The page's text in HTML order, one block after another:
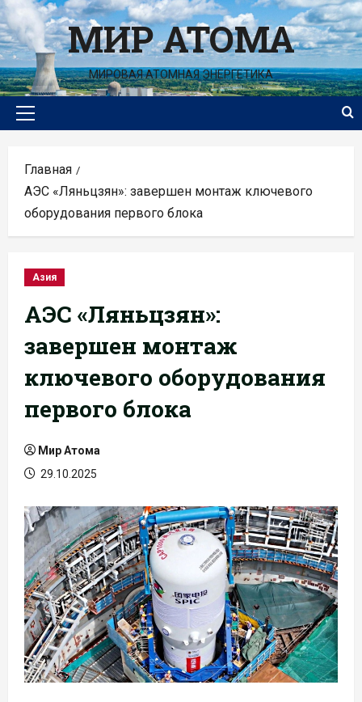
Перейти
к
содержимомуМИР АТОМА
МИРОВАЯ АТОМНАЯ ЭНЕРГЕТИКА
Основное
Главная
АЭС «Ляньцзян»: завершен монтаж ключевого
оборудования первого блока
Азия
АЭС «Ляньцзян»:
завершен монтаж
ключевого оборудования
первого блока
Мир Атома
29.10.2025